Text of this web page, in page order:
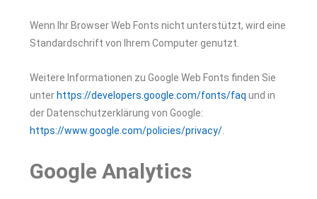
Wenn Ihr Browser Web Fonts nicht unterstützt, wird eine
Standardschrift von Ihrem Computer genutzt.
Weitere Informationen zu Google Web Fonts finden Sie
unter https://developers.google.com/fonts/faq und in
der Datenschutzerklärung von Google:
https://www.google.com/policies/privacy/
Google Analytics